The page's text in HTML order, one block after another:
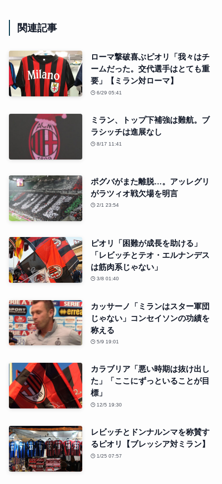
関連記事
ローマ撃破喜ぶピオリ「我々はチ
ームだった。交代選手はとても重
要」【ミラン対ローマ】
6/29 05:41
ミラン、トップ下補強は難航。ブ
ラシッチは進展なし
8/17 11:41
ポグバがまた離脱…。アッレグリ
がラツィオ戦欠場を明言
2/1 23:54
ピオリ「困難が成長を助ける」
「レビッチとテオ・エルナンデス
は筋肉系じゃない」
3/8 01:40
カッサーノ「ミランはスター軍団
じゃない」コンセイソンの功績を
称える
5/9 19:01
カラブリア「悪い時期は抜け出し
た」「ここにずっといることが目
標」
12/5 19:30
レビッチとドンナルンマを称賛す
るピオリ【ブレッシア対ミラン】
1/25 07:57